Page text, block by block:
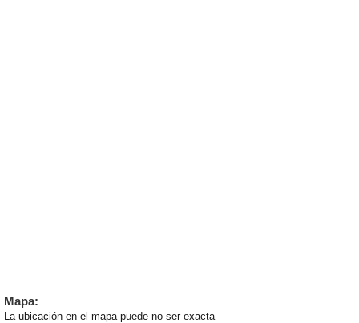
Mapa:
La ubicación en el mapa puede no ser exacta